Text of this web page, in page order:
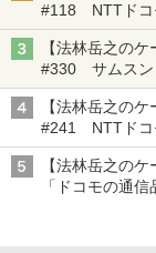
#118 NTTドコ
【法林岳之のケ
#330 サムスン
【法林岳之のケ
#241 NTTドコ
【法林岳之のケ
「ドコモの通